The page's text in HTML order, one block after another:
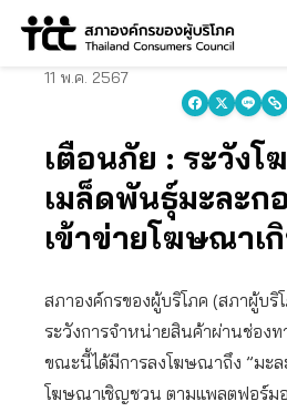
Skip
11 พ.ค. 2567
เตือนภัย : ระวัง
เมล็ดพันธุ์มะละก
เข้าข่ายโฆษณาเ
สภาองค์กรของผู้บริโภค (สภาผู้บริโ
ระวังการจำหน่ายสินค้าผ่านช่อง
ขณะนี้ได้มีการลงโฆษณาถึง ”มะล
โฆษณาเชิญชวน ตามแพลตฟอร์ม